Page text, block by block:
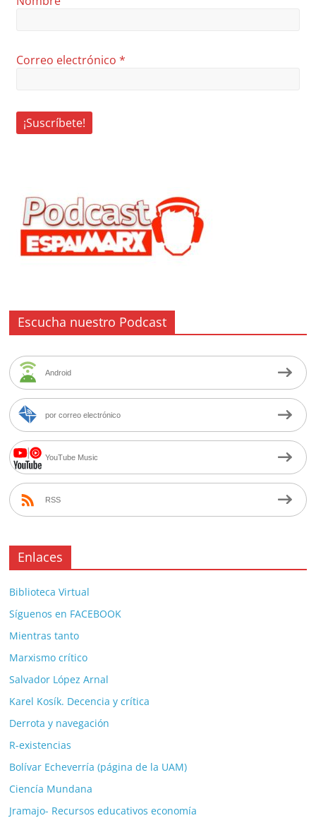
Correo electrónico*
Escucha nuestro Podcast
Android
por correo electrónico
YouTube Music
RSS
Enlaces
Biblioteca Virtual
Síguenos en FACEBOOK
Mientras tanto
Marxismo crítico
Salvador López Arnal
Karel Kosík. Decencia y crítica
Derrota y navegación
R-existencias
Bolívar Echeverría (página de la UAM)
Ciencía Mundana
Jramajo- Recursos educativos economía